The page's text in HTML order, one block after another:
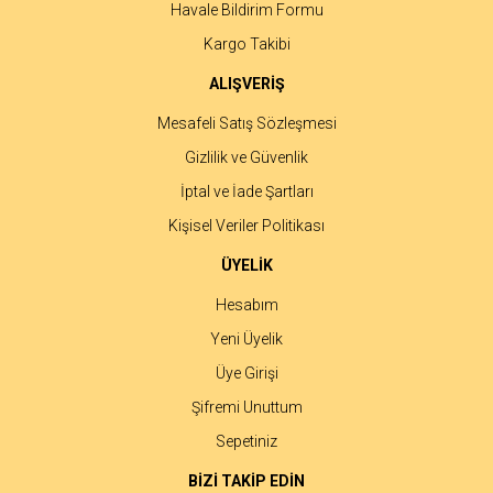
Gönder
Havale Bildirim Formu
Kargo Takibi
ALIŞVERİŞ
Mesafeli Satış Sözleşmesi
Gizlilik ve Güvenlik
İptal ve İade Şartları
Kişisel Veriler Politikası
ÜYELİK
Hesabım
Yeni Üyelik
Üye Girişi
Şifremi Unuttum
Sepetiniz
BİZİ TAKİP EDİN